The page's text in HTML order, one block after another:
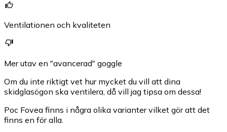
Ventilationen och kvaliteten
Mer utav en "avancerad" goggle
Om du inte riktigt vet hur mycket du vill att dina
skidglasögon ska ventilera, då vill jag tipsa om dessa!
Poc Fovea finns i några olika varianter vilket gör att det
finns en för alla.